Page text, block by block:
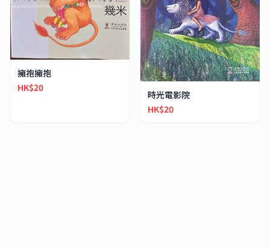
擁抱擁抱
HK$20
時光電影院
HK$20